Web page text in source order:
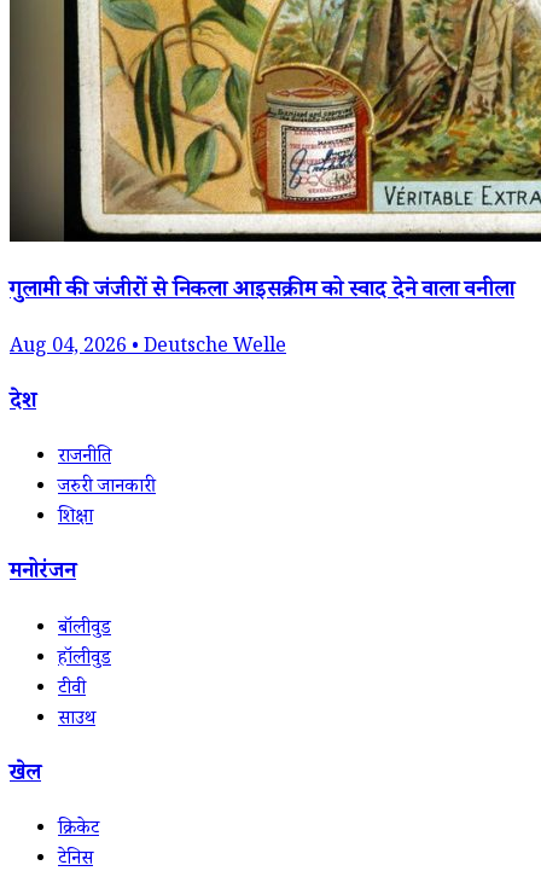
गुलामी की जंजीरों से निकला आइसक्रीम को स्वाद देने वाला वनीला
Aug 04, 2026 • Deutsche Welle
देश
राजनीति
जरुरी जानकारी
शिक्षा
मनोरंजन
बॉलीवुड
हॉलीवुड
टीवी
साउथ
खेल
क्रिकेट
टेनिस